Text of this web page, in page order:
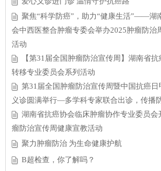
聚焦“科学防癌”，助力“健康生活”——湖
会中西医整合肿瘤专委会举办2025肿瘤防治
活动
【第31届全国肿瘤防治宣传周】湖南省
转移专业委员会系列活动
第31届全国肿瘤防治宣传周暨中国抗癌日
义诊圆满举行—多学科专家联合出诊，传播
湖南省抗癌协会临床肿瘤协作专业委员会
瘤防治宣传周健康宣教活动
聚力肿瘤防治 为生命健康护航
B超检查，你了解吗？